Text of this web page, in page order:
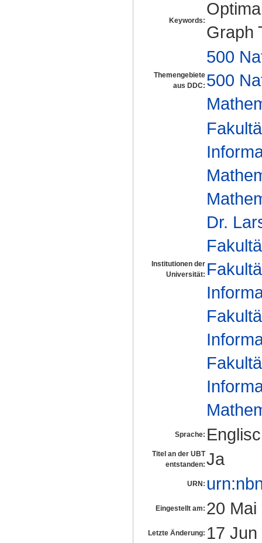
Keywords:
Graph
Themengebiete
aus DDC:
500
500
Institutionen der
Universität:
Dr.
Sprache:
Titel an der UBT
entstanden: Ja
URN:
Eingestellt am: 20 Mai
Letzte Änderung: 17